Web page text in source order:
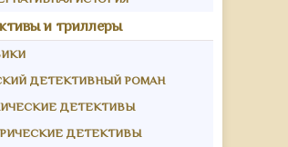
и триллеры
ДЕТЕКТИВНЫЙ РОМАН
ДЕТЕКТИВЫ
ДЕТЕКТИВЫ